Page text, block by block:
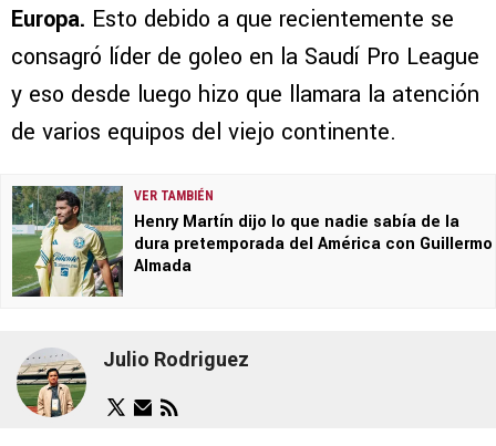
Europa. Esto debido a que recientemente se
consagró líder de goleo en la Saudí Pro League
y eso desde luego hizo que llamara la atención
de varios equipos del viejo continente.
VER TAMBIÉN
Henry Martín dijo lo que nadie sabía de la
dura pretemporada del América con Guillermo
Almada
Julio Rodriguez